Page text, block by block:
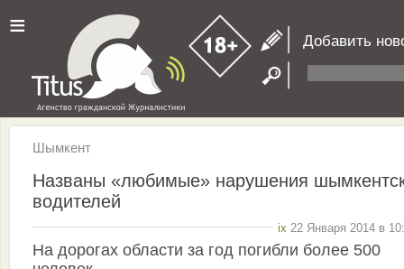
≡ Добавить
Шымкент
Названы «любимые» нарушения
водителей
ix 22 Января 2014 в
На дорогах области за год погибли более 500